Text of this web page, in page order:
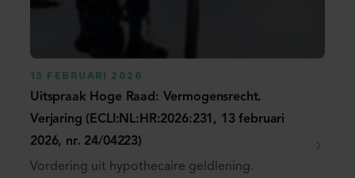
13 FEBRUARI 2026
Uitspraak Hoge Raad: Vermogensrecht.
Verjaring (ECLI:NL:HR:2026:231, 13 februari
2026, nr. 24/04223)
Vordering uit hypothecaire geldlening.